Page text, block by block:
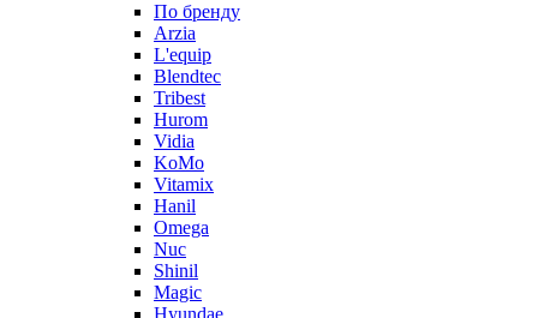
По бренду
Arzia
L'equip
Blendtec
Tribest
Hurom
Vidia
KoMo
Vitamix
Hanil
Omega
Nuc
Shinil
Magic
Hyundae